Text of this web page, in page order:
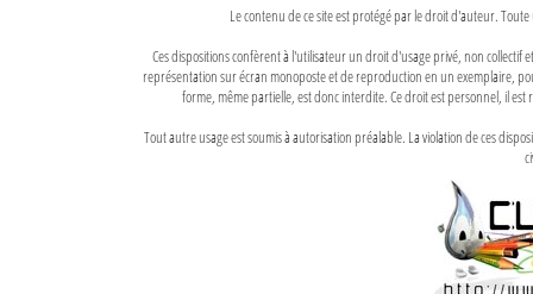
Le contenu de ce site est protégé par le droit d'auteur.
Ces dispositions confèrent à l'utilisateur un droit d'usage privé, non
représentation sur écran monoposte et de reproduction en un exemplaire,
forme, même partielle, est donc interdite. Ce droit est personnel, il
Tout autre usage est soumis à autorisation préalable. La violation de ces